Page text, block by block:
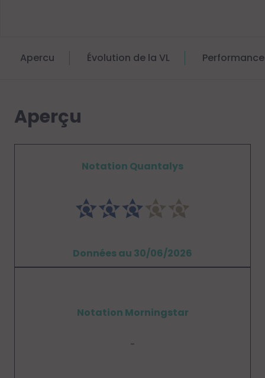
Apercu Évolution de la VL
Aperçu
Notation Quantalys
Données au 30/06/2026
Notation Morningstar
-